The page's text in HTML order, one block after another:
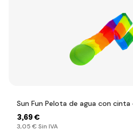
Sun Fun Pelota de agua con
3,69 €
3,05 € Sin IVA